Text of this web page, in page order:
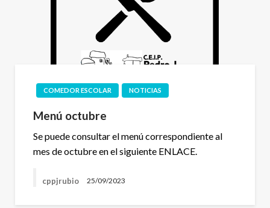
COMEDOR ESCOLAR NOTICIAS
Menú octubre
Se puede consultar el menú correspondiente al
mes de octubre en el siguiente ENLACE.
cppjrubio 25/09/2023